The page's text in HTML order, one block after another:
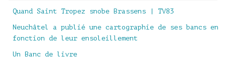
Quand Saint Tropez snobe Brassens | TV83
Neuchâtel a publié une cartographie de ses bancs en
fonction de leur ensoleillement
Un Banc de livre